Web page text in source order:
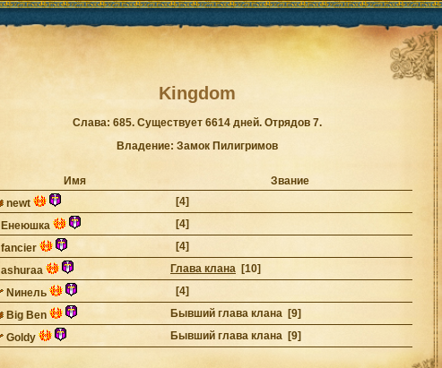
Kingdom
Слава: 685. Существует 6614 дней. Отрядов 7.
Владение: Замок Пилигримов
Имя
Звание
newt
[4]
Енеюшка
[4]
fancier
[4]
ashuraa
Глава клана [10]
Nинель
[4]
Big Ben
Бывший глава клана [9]
Goldy
Бывший глава клана [9]